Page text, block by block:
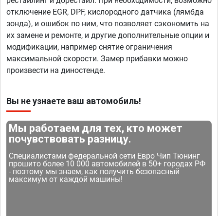
отключение EGR, DPF, кислородного датчика (лямбда
зонда), и ошибок по ним, что позволяет сэкономить на
их замене и ремонте, и другие дополнительные опции и
модификации, например снятие ограничения
максимальной скорости. Замер прибавки можно
произвести на диностенде.
Вы не узнаете ваш автомобиль!
Мы работаем для тех, кто может
почувствовать разницу.
Специалистами федеральной сети Евро Чип Тюнинг
прошито более 10 000 автомобилей в 50+ городах РФ
- поэтому мы знаем, как получить безопасный
максимум от каждой машины!